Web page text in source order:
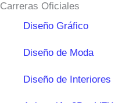
Carreras Oficiales
Diseño Gráfico
Diseño de Moda
Diseño de Interiores